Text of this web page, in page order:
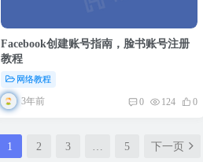
Facebook创建账号指南，脸书账号注册
教程
网络教程
3年前 0 124 0
1 2 3 5 下一页